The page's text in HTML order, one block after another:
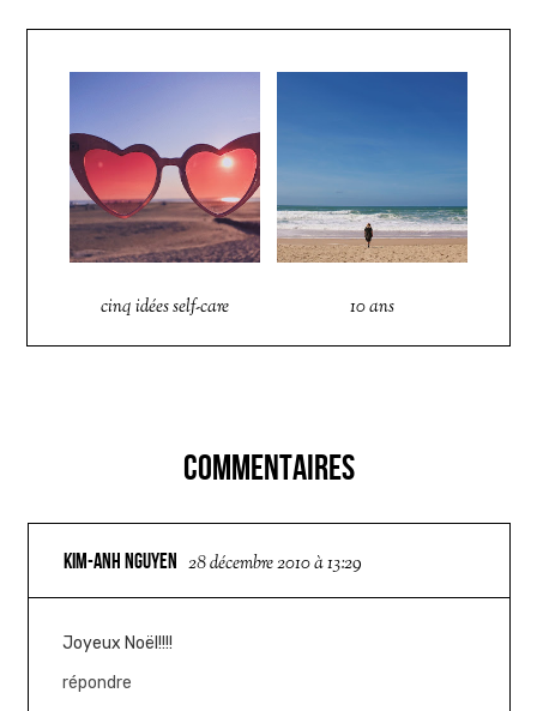
cinq idées self-care 10 ans
COMMENTAIRES
KIM-ANH NGUYEN 28 décembre 2010 à 13:29
Joyeux Noël!!!!
répondre